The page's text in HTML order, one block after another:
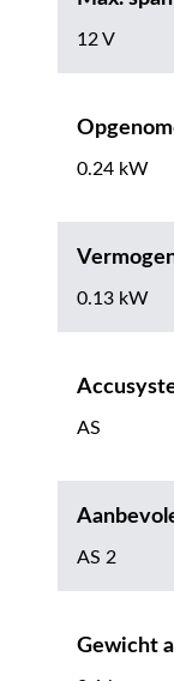
12 V
0.24 kW
0.13 kW
AS
AS 2
Gewicht